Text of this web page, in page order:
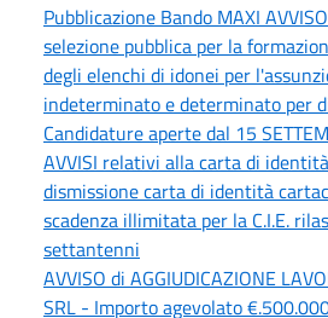
Pubblicazione Bando MAXI
selezione pubblica per la
degli elenchi di idonei per
indeterminato e determinato per
Candidature aperte dal 15
AVVISI relativi alla carta di
dismissione carta di identità
scadenza illimitata per la C.I.E.
settantenni
AVVISO di AGGIUDICAZIONE
SRL - Importo agevolato